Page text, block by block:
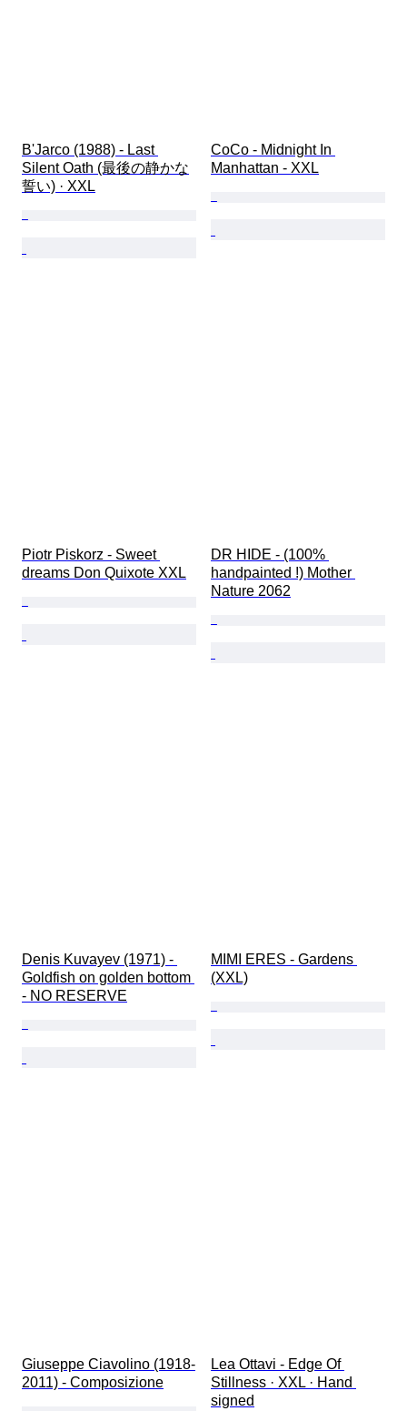
B'Jarco (1988) - Last
Silent Oath (最後の静かな
誓い) · XXL
CoCo - Midnight In
Manhattan - XXL
Piotr Piskorz - Sweet
dreams Don Quixote XXL
DR HIDE - (100%
handpainted !) Mother
Nature 2062
Denis Kuvayev (1971) -
Goldfish on golden bottom
- NO RESERVE
MIMI ERES - Gardens
(XXL)
Giuseppe Ciavolino (1918-
2011) - Composizione
Lea Ottavi - Edge Of
Stillness · XXL · Hand
signed